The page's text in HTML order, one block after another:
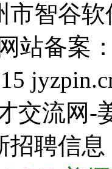
市智谷
站备案
交流网-
招聘信息